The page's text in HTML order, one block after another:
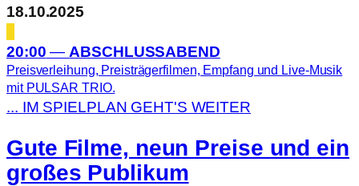
18.10.2025
20:00 — ABSCHLUSSABEND
Preisverleihung, Preisträgerfilmen, Empfang und Live-Musik
mit PULSAR TRIO.
... IM SPIELPLAN GEHT'S WEITER
Gute Filme, neun Preise und ein
großes Publikum